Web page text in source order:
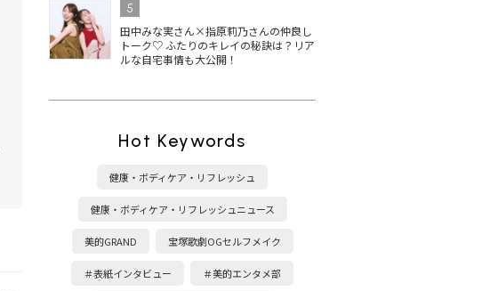
5
田中みな実さん×指原莉乃さんの仲良し
トーク♡ ふたりのキレイの秘訣は？リア
ルな自宅事情も大公開！
Hot Keywords
健康・ボディケア・リフレッシュ
健康・ボディケア・リフレッシュニュース
美的GRAND 宝塚歌劇OGセルフメイク
＃表紙インタビュー ＃美的エンタメ部